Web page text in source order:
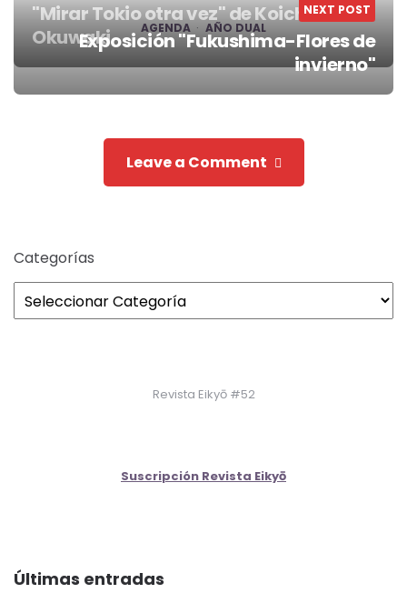
AGENDA AÑO DUAL
Post
navigation
"Mirar Tokio otra vez" de Koichi
Okuwaki
NEXT POST
Exposición "Fukushima-Flores de
invierno"
Leave a Comment
Categorías
Revista Eikyō #52
Suscripción Revista Eikyō
Últimas entradas